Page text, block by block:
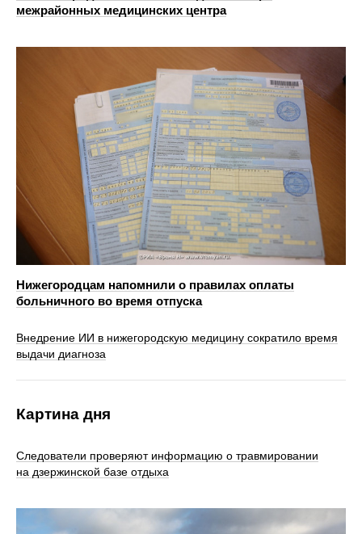
межрайонных медицинских центра
Нижегородцам напомнили о правилах оплаты
больничного во время отпуска
Внедрение ИИ в нижегородскую медицину сократило время
выдачи диагноза
Картина дня
Следователи проверяют информацию о травмировании
на дзержинской базе отдыха